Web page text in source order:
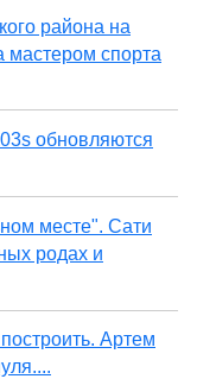
района на
мастером спорта
обновляются
месте". Сати
родах и
Артем